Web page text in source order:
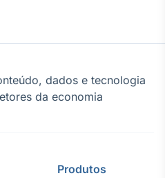
dados e tecnologia
da economia
Produtos